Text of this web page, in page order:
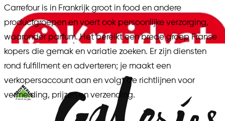
Carrefour is in Frankrijk groot in food en andere
productgroepen en voert ook persoonlijke verzorging,
waaronder parfum. Het bereikt een brede groep Franse
kopers die gemak en variatie zoeken. Er zijn diensten
rond fulfillment en adverteren; je maakt een
verkopersaccount aan en volgt de richtlijnen voor
vermelding, prijzen en verzending.